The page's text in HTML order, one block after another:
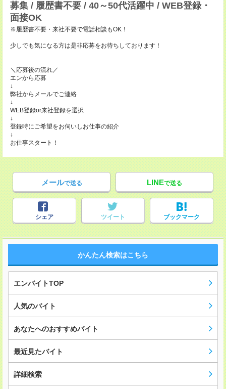
募集 / 履歴書不要 / 40～50代活躍中 / WEB登録・
面接OK
※履歴書不要・来社不要で電話相談もOK！
少しでも気になる方は是非応募をお待ちしております！
＼応募後の流れ／
エンから応募
↓
弊社からメールでご連絡
↓
WEB登録or来社登録を選択
↓
登録時にご希望をお伺いしお仕事の紹介
↓
お仕事スタート！
メールで送る LINEで送る
シェア ツイート ブックマーク
かんたん検索はこちら
エンバイトTOP
人気のバイト
あなたへのおすすめバイト
最近見たバイト
詳細検索